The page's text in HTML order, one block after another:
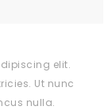
elit.
Ut nunc
nulla.